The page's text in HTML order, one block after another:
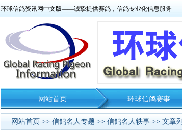
环球信鸽资讯网中文版——诚挚提供赛鸽，信鸽专业化信息服务
网站首页 环球信鸽赛事
网站首页 >> 信鸽名人专题 >> 信鸽名人轶事 >> 文章